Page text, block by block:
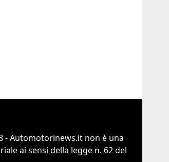
- Automotorinews.it non è una
ai sensi della legge n. 62 del